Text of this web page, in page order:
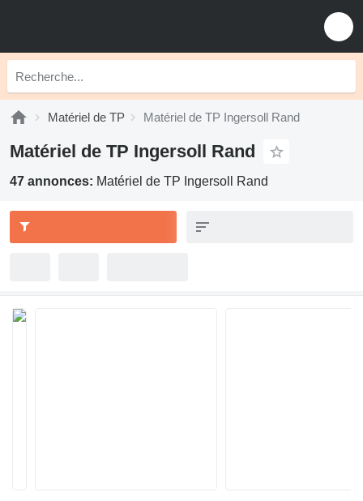
Matériel de TP Matériel de TP Ingersoll Rand
Matériel de TP Ingersoll Rand
47 annonces: Matériel de TP Ingersoll Rand